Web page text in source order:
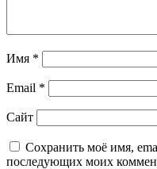
Имя *
Email *
Сайт
Сохранить моё имя,
последующих моих